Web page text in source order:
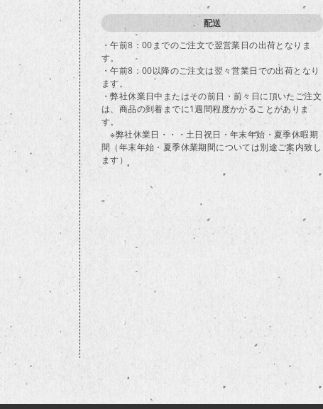
配送
・午前8：00までのご注文で翌営業日の出荷となりま
す。
・午前8：00以降のご注文は翌々営業日での出荷となり
ます。
・弊社休業日中またはその前日・前々日に頂いたご注文
は、商品の到着までに1週間程度かかることがありま
す。
※弊社休業日・・・土日祝日・年末年始・夏季休暇期
間（年末年始・夏季休業期間については別途ご案内致し
ます）